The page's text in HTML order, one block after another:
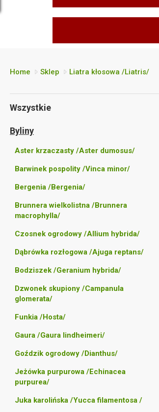
Home Sklep Liatra kłosowa /Liatris/
Wszystkie
Byliny
Aster krzaczasty /Aster dumosus/
Barwinek pospolity /Vinca minor/
Bergenia /Bergenia/
Brunnera wielkolistna /Brunnera
macrophylla/
Czosnek ogrodowy /Allium hybrida/
Dąbrówka rozłogowa /Ajuga reptans/
Bodziszek /Geranium hybrida/
Dzwonek skupiony /Campanula
glomerata/
Funkia /Hosta/
Gaura /Gaura lindheimeri/
Goździk ogrodowy /Dianthus/
Jeżówka purpurowa /Echinacea
purpurea/
Juka karolińska /Yucca filamentosa /